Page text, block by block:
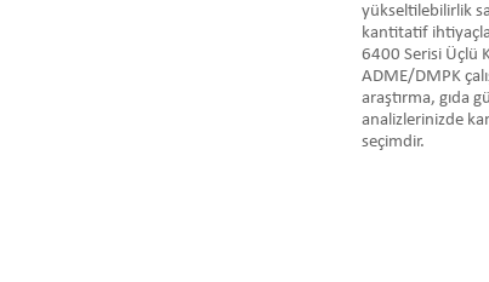
yükseltilebilirlik
kantitatif
6400 Serisi Üçlü
ADME/DMPK
araştırma, gıda
analizlerinizde
seçimdir.